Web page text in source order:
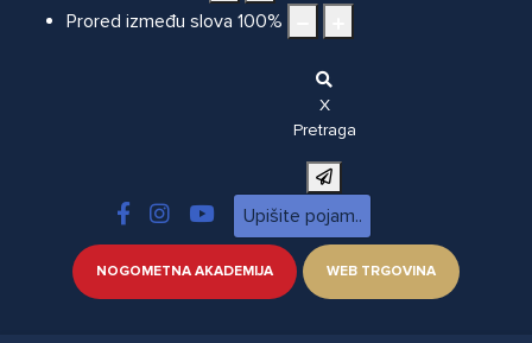
Prored između slova 100%
X
Pretraga
NOGOMETNA AKADEMIJA WEB TRGOVINA